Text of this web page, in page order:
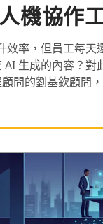
機協作
效率，但員工每天
AI 生成的內容？對
問的劉基欽顧問
四層安全護欄」，
及評估矩陣，讓
腳石。正確建立適
的導入發揮最大工